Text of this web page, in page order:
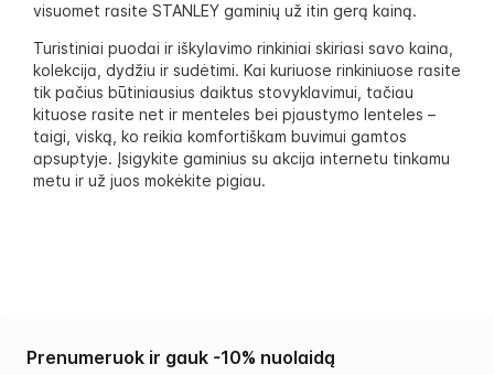
visuomet rasite STANLEY gaminių už itin gerą kainą.
Turistiniai puodai ir iškylavimo rinkiniai skiriasi savo kaina,
kolekcija, dydžiu ir sudėtimi. Kai kuriuose rinkiniuose rasite
tik pačius būtiniausius daiktus stovyklavimui, tačiau
kituose rasite net ir menteles bei pjaustymo lenteles –
taigi, viską, ko reikia komfortiškam buvimui gamtos
apsuptyje. Įsigykite gaminius su akcija internetu tinkamu
metu ir už juos mokėkite pigiau.
Prenumeruok ir gauk -10% nuolaidą